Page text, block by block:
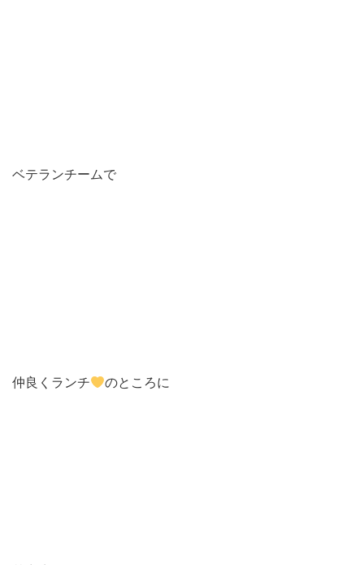
ベテランチームで
仲良くランチ のところに